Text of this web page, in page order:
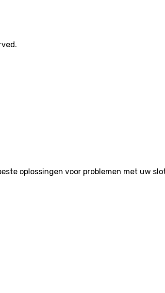
beste oplossingen voor problemen met